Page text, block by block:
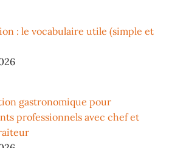
: le vocabulaire utile (simple et
gastronomique pour
professionnels avec chef et